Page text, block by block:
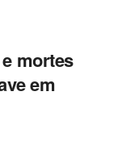
mortes
em